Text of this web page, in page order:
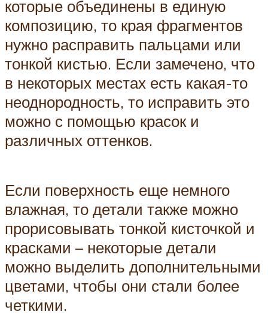
которые объединены в единую
композицию, то края фрагментов
нужно расправить пальцами или
тонкой кистью. Если замечено, что
в некоторых местах есть какая-то
неоднородность, то исправить это
можно с помощью красок и
различных оттенков.
Если поверхность еще немного
влажная, то детали также можно
прорисовывать тонкой кисточкой и
красками – некоторые детали
можно выделить дополнительными
цветами, чтобы они стали более
четкими.